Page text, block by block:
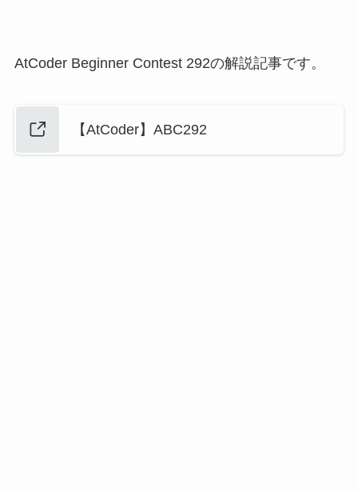
AtCoder Beginner Contest 292の解説記事です。
【AtCoder】ABC292